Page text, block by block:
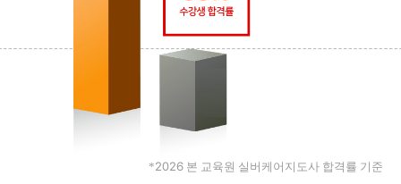
*2026 본 교육원 실버케어지도사 합격률 기준